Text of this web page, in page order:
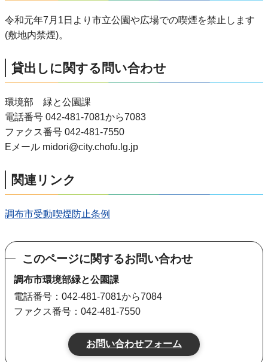
令和元年7月1日より市立公園や広場での喫煙を禁止します
(敷地内禁煙)。
貸出しに関する問い合わせ
環境部 緑と公園課
電話番号 042-481-7081から7083
ファクス番号 042-481-7550
Eメール midori@city.chofu.lg.jp
関連リンク
調布市受動喫煙防止条例
このページに関するお問い合わせ
調布市環境部緑と公園課
電話番号：042-481-7081から7084
ファクス番号：042-481-7550